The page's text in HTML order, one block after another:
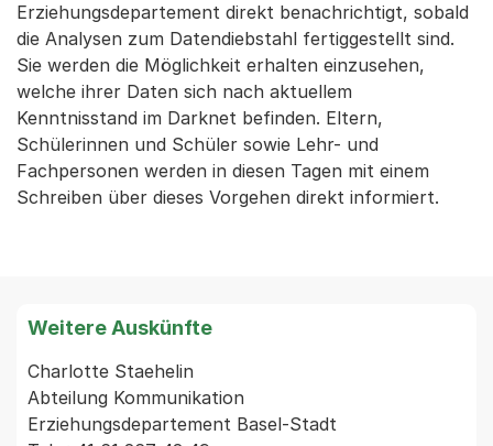
Erziehungsdepartement direkt benachrichtigt, sobald
die Analysen zum Datendiebstahl fertiggestellt sind.
Sie werden die Möglichkeit erhalten einzusehen,
welche ihrer Daten sich nach aktuellem
Kenntnisstand im Darknet befinden. Eltern,
Schülerinnen und Schüler sowie Lehr- und
Fachpersonen werden in diesen Tagen mit einem
Schreiben über dieses Vorgehen direkt informiert.
Weitere Auskünfte
Charlotte Staehelin
Abteilung Kommunikation
Erziehungsdepartement Basel-Stadt